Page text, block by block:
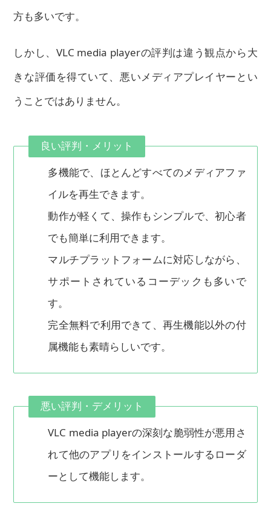
方も多いです。
しかし、VLC media playerの評判は違う観点から大
きな評価を得ていて、悪いメディアプレイヤーとい
うことではありません。
良い評判・メリット
多機能で、ほとんどすべてのメディアファ
イルを再生できます。
動作が軽くて、操作もシンプルで、初心者
でも簡単に利用できます。
マルチプラットフォームに対応しながら、
サポートされているコーデックも多いで
す。
完全無料で利用できて、再生機能以外の付
属機能も素晴らしいです。
悪い評判・デメリット
VLC media playerの深刻な脆弱性が悪用さ
れて他のアプリをインストールするローダ
ーとして機能します。